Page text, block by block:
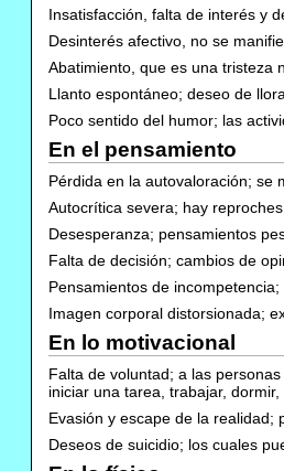
Insatisfacción, falta de interés y
Desinterés afectivo, no se
Abatimiento, que es una tristeza
Llanto espontáneo; deseo de
Poco sentido del humor; las
En el pensamiento
Pérdida en la autovaloración; se
Autocrítica severa; hay
Desesperanza; pensamientos
Falta de decisión; cambios de
Pensamientos de
Imagen corporal distorsionada;
En lo motivacional
Falta de voluntad; a las
iniciar una tarea, trabajar, dormir,
Evasión y escape de la realidad;
Deseos de suicidio; los cuales